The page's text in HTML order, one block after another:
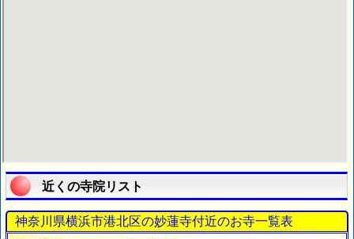
近くの寺院リスト
神奈川県横浜市港北区の妙蓮寺付近のお寺一覧表